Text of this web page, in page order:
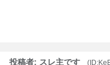
投稿者: スレ主です